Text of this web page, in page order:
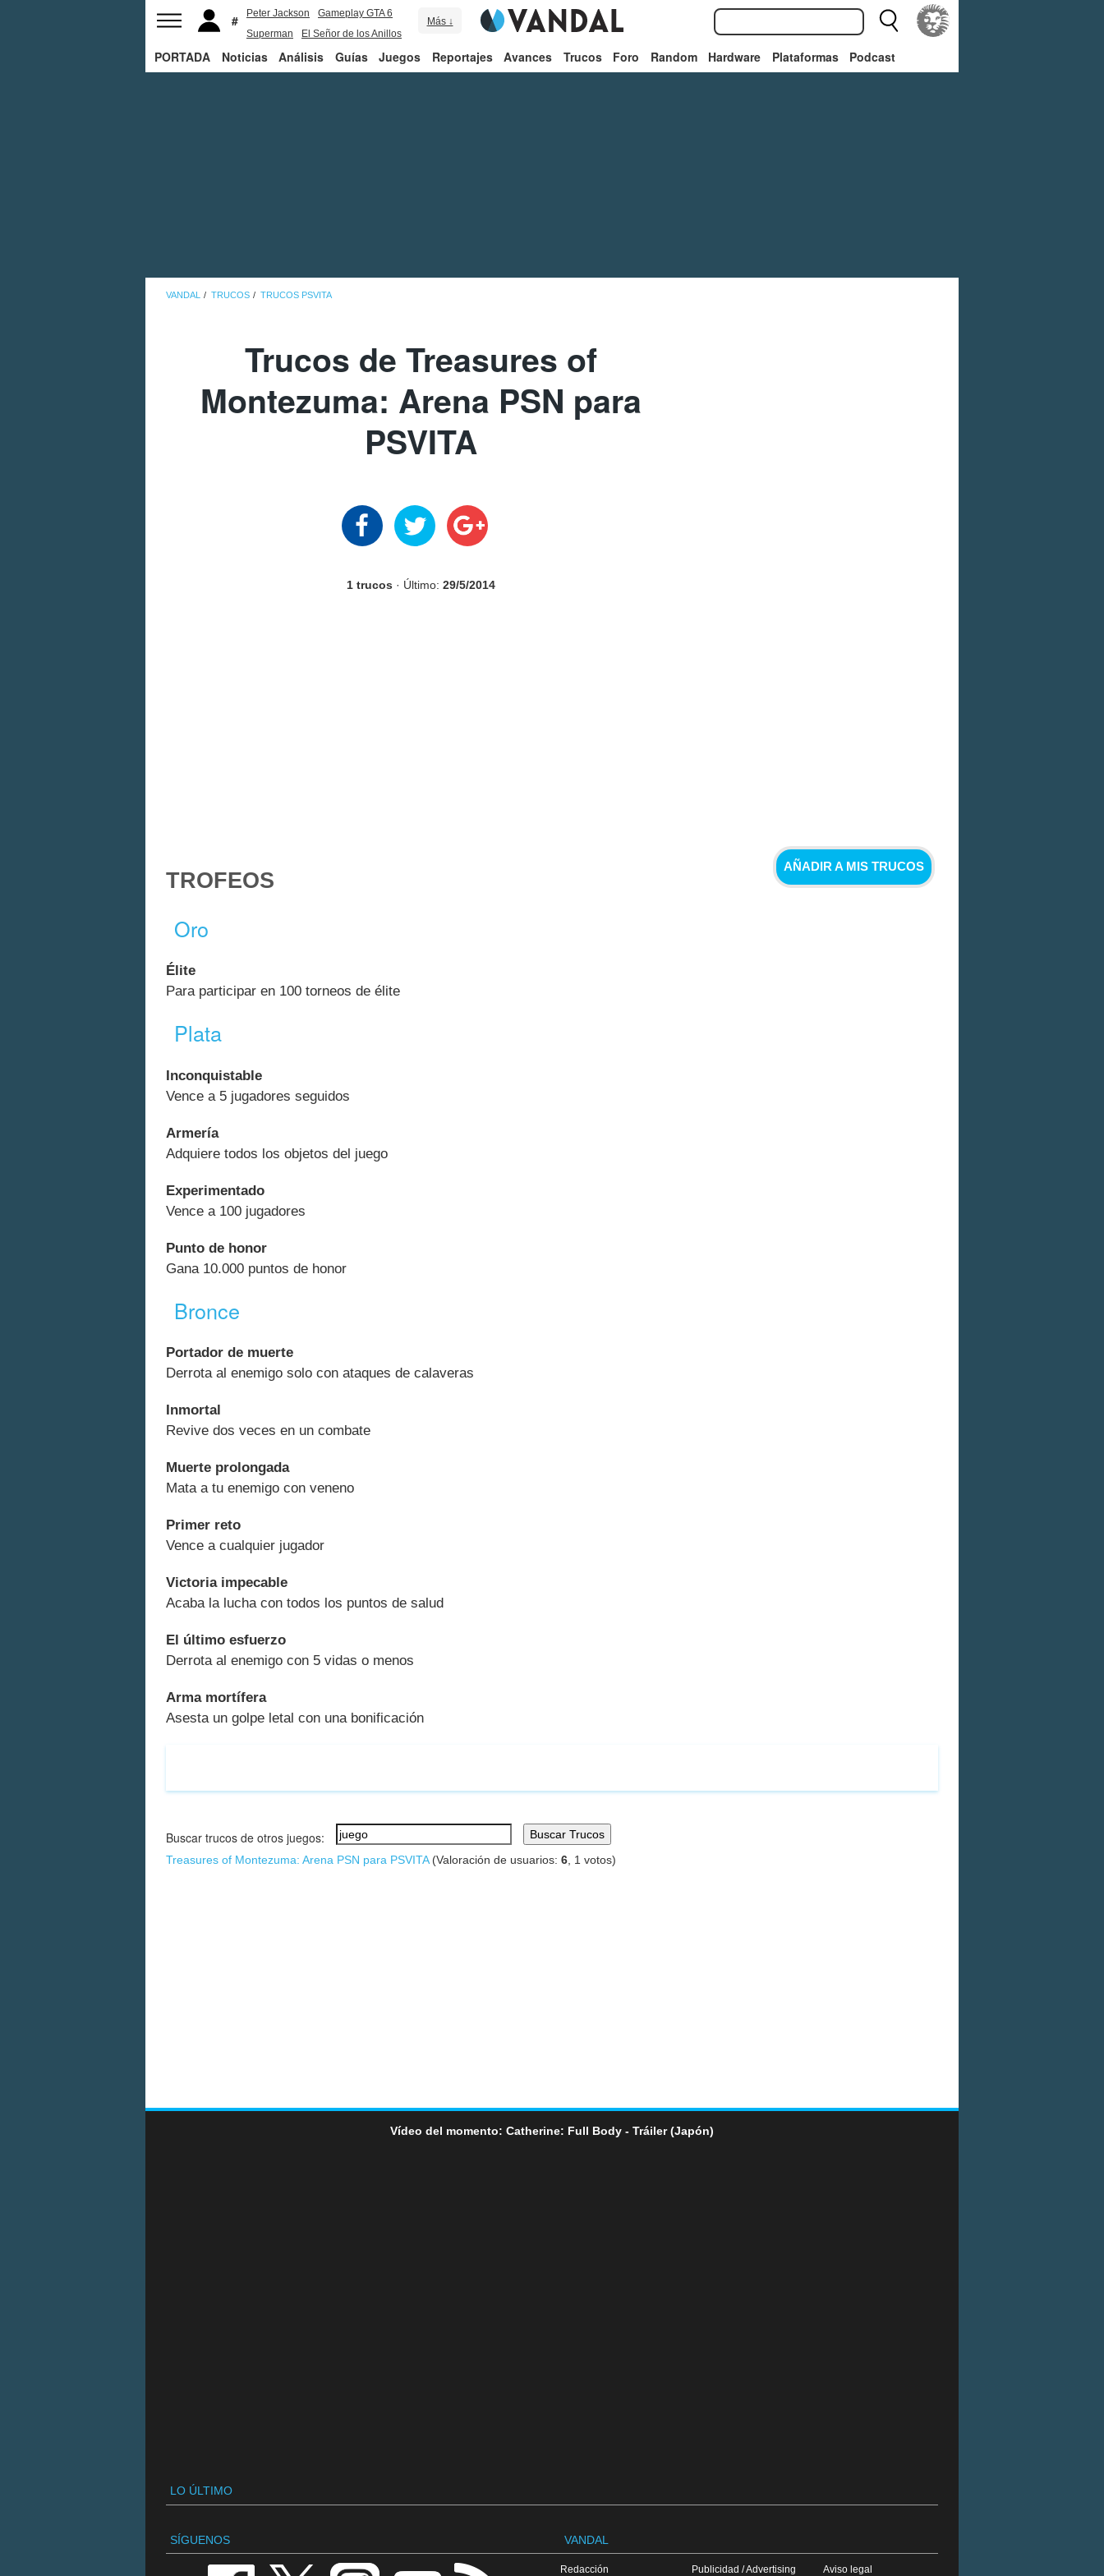
Peter Jackson
Gameplay GTA 6
Superman
El Señor de los Anillos
Más ↓
PORTADA Noticias Análisis Guías Juegos Reportajes Avances Trucos Foro Random Hardware Plataformas Podcast
VANDAL TRUCOS TRUCOS PSVITA
Trucos de Treasures of
Montezuma: Arena PSN para
PSVITA
1 trucos · Último: 29/5/2014
AÑADIR A MIS TRUCOS
TROFEOS
Oro
Élite
Para participar en 100 torneos de élite
Plata
Inconquistable
Vence a 5 jugadores seguidos
Armería
Adquiere todos los objetos del juego
Experimentado
Vence a 100 jugadores
Punto de honor
Gana 10.000 puntos de honor
Bronce
Portador de muerte
Derrota al enemigo solo con ataques de calaveras
Inmortal
Revive dos veces en un combate
Muerte prolongada
Mata a tu enemigo con veneno
Primer reto
Vence a cualquier jugador
Victoria impecable
Acaba la lucha con todos los puntos de salud
El último esfuerzo
Derrota al enemigo con 5 vidas o menos
Arma mortífera
Asesta un golpe letal con una bonificación
Buscar trucos de otros juegos:
Buscar Trucos
Treasures of Montezuma: Arena PSN para PSVITA(Valoración de usuarios: 6, 1 votos)
Vídeo del momento: Catherine: Full Body - Tráiler (Japón)
LO ÚLTIMO
SÍGUENOS VANDAL
Redacción Publicidad / Advertising Aviso legal